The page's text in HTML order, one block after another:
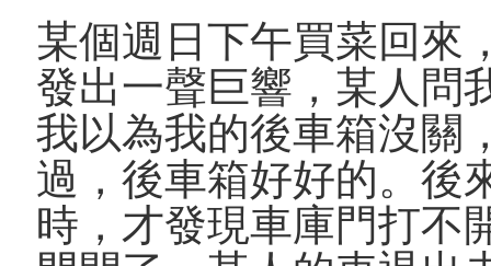
某個週日下午買菜回來
發出一聲巨響，某人問
我以為我的後車箱沒關
過，後車箱好好的。後
時，才發現車庫門打不